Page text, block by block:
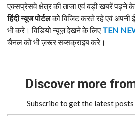
एक्सप्रेसवे क्षेत्र की ताजा एवं बड़ी खबरें पढ़ने
हिंदीन्यूजपोर्टलको विजिट करते रहे एवं अपनी
भी करे। विडियो न्यूज़ देखने के लिए TEN
चैनल को भी ज़रूर सब्सक्राइब करे।
Discover more from
Subscribe to get the latest
Type your email…